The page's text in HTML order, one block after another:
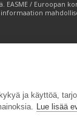
ja käyttöä,
Lue lisää
EASME / Euroopan
informaation
Evästeasetukset